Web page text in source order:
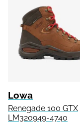
Lowa
Renegade 100 GTX
LM320949-4740